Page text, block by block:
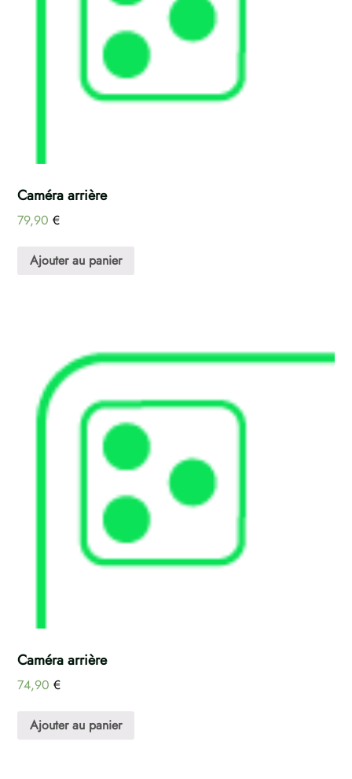
Caméra arrière
79,90 €
Ajouter au panier
Caméra arrière
74,90 €
Ajouter au panier